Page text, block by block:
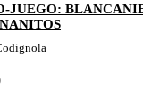
JUEGO: